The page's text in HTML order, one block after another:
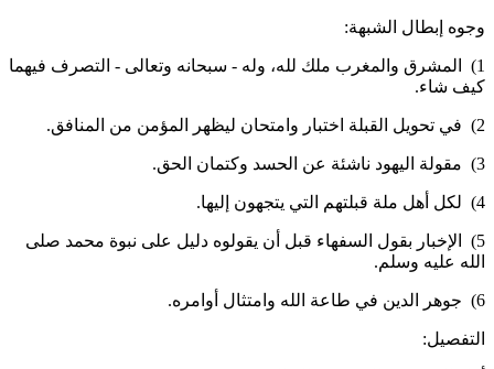
إبطال الشبهة:
1) المشرق والمغرب ملك لله، وله - سبحانه وتعالى - التصرف فيهما
شاء.
5) الإخبار بقول السفهاء قبل أن يقولوه دليل على نبوة محمد صلى
عليه وسلم.